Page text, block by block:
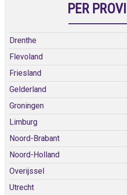
PER
Drenthe
Flevoland
Friesland
Gelderland
Groningen
Limburg
Noord-Brabant
Noord-Holland
Overijssel
Utrecht